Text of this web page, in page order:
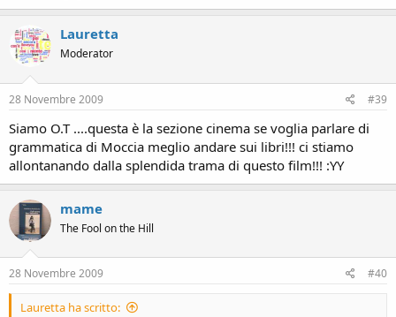
Lauretta
Moderator
28 Novembre 2009 #39
Siamo O.T ....questa è la sezione cinema se voglia parlare di
grammatica di Moccia meglio andare sui libri!!! ci stiamo
allontanando dalla splendida trama di questo film!!! :YY
mame
The Fool on the Hill
28 Novembre 2009 #40
Lauretta ha scritto: